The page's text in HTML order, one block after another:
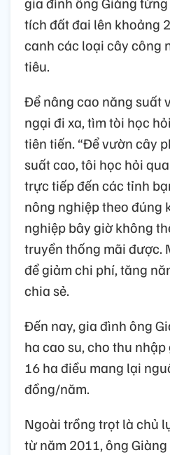
tích đất đai lên khoảng
canh các loại cây công
tiêu.
Để nâng cao năng suất
ngại đi xa, tìm tòi học
tiên tiến. “Để vườn cây
suất cao, tôi học hỏi
trực tiếp đến các tỉnh
nông nghiệp theo đúng
nghiệp bây giờ không
truyền thống mãi được.
để giảm chi phí, tăng
chia sẻ.
Đến nay, gia đình ông
ha cao su, cho thu
16 ha điều mang lại
đồng/năm.
Ngoài trồng trọt là chủ
từ năm 2011, ông